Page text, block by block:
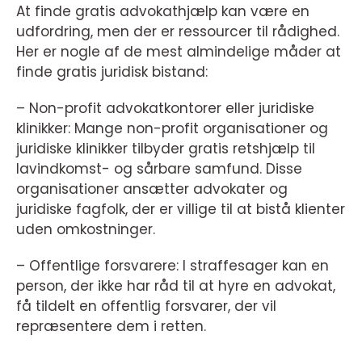
At finde gratis advokathjælp kan være en
udfordring, men der er ressourcer til rådighed.
Her er nogle af de mest almindelige måder at
finde gratis juridisk bistand:
– Non-profit advokatkontorer eller juridiske
klinikker: Mange non-profit organisationer og
juridiske klinikker tilbyder gratis retshjælp til
lavindkomst- og sårbare samfund. Disse
organisationer ansætter advokater og
juridiske fagfolk, der er villige til at bistå klienter
uden omkostninger.
– Offentlige forsvarere: I straffesager kan en
person, der ikke har råd til at hyre en advokat,
få tildelt en offentlig forsvarer, der vil
repræsentere dem i retten.